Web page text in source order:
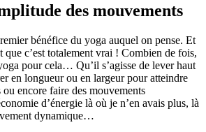
des mouvements
bénéfice du yoga auquel on pense. Et
que c’est totalement vrai ! Combien de fois,
pour cela… Qu’il s’agisse de lever haut
en longueur ou en largeur pour atteindre
encore faire des mouvements
d’énergie là où je n’en avais plus, là
dynamique…